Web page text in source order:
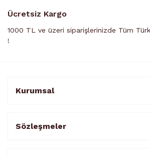
Ücretsiz Kargo
1000 TL ve üzeri siparişlerinizde Tüm
!
Kurumsal
Sözleşmeler